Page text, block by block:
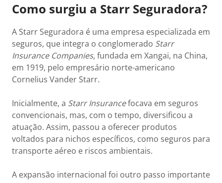
Como surgiu a Starr Seguradora?
A Starr Seguradora é uma empresa especializada em
seguros, que integra o conglomerado Starr
Insurance Companies, fundada em Xangai, na China,
em 1919, pelo empresário norte-americano
Cornelius Vander Starr.
Inicialmente, a Starr Insurancefocava em seguros
convencionais, mas, com o tempo, diversificou a
atuação. Assim, passou a oferecer produtos
voltados para nichos específicos, como seguros para
transporte aéreo e riscos ambientais.
A expansão internacional foi outro passo importante